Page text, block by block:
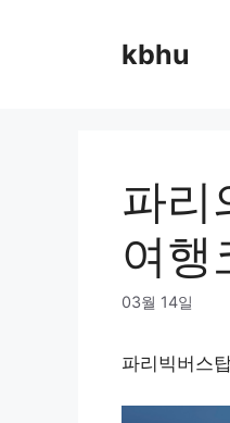
kbhu
파리
여행
03월 14일
파리빅버스